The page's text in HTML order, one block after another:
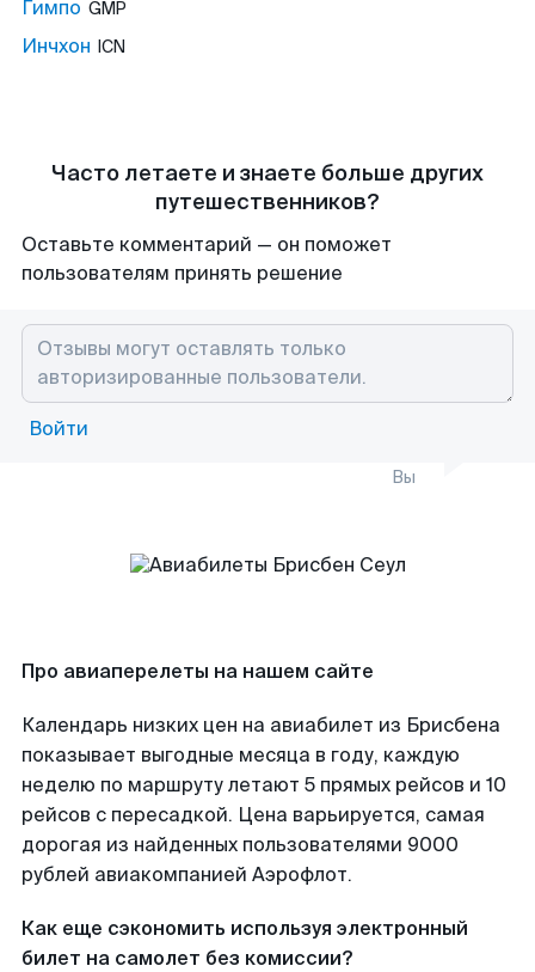
Гимпо GMP
Инчхон ICN
Часто летаете и знаете больше других
путешественников?
Оставьте комментарий — он поможет
пользователям принять решение
Войти
Вы
Про авиаперелеты на нашем сайте
Календарь низких цен на авиабилет из Брисбена
показывает выгодные месяца в году, каждую
неделю по маршруту летают 5 прямых рейсов и 10
рейсов с пересадкой. Цена варьируется, самая
дорогая из найденных пользователями 9000
рублей авиакомпанией Аэрофлот.
Как еще сэкономить используя электронный
билет на самолет без комиссии?